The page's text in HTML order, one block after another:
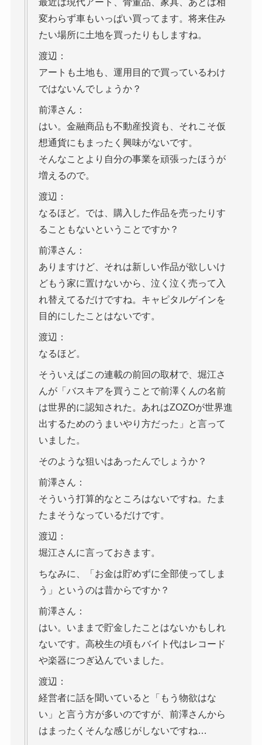
最近は現代アート、骨董品、家具、あとは相
変わらず車もいっぱい買ってます。将来住み
たい場所に土地を買ったりもしますね。
渡辺：
アートも土地も、運用目的で買っているわけ
ではないんでしょうか？
前澤さん：
はい。金融商品も不動産投資も、それこそ仮
想通貨にもまったく興味がないです。
そんなことより自分の事業を頑張ったほうが
増えるので。
渡辺：
なるほど。では、購入した作品を売ったりす
ることもないということですか？
前澤さん：
ありますけど、それは新しい作品が欲しいけ
どもう家に置けないから、泣く泣く売って入
れ替えてるだけですね。キャピタルゲインを
目的にしたことはないです。
渡辺：
なるほど。
そういえばこの連載の前回の取材で、堀江さ
んが「バスキアを買うことで前澤くんの名前
は世界的に認知された。あれはZOZOが世界進
出するためのうまいやり方だった」と言って
いました。
そのような狙いはあったんでしょうか？
前澤さん：
そういう打算的なところはないですね。たま
たまそうなっているだけです。
渡辺：
堀江さんに言っておきます。
ちなみに、「お金は貯めずに全部使ってしま
う」というのは昔からですか？
前澤さん：
はい。いままで貯金したことはないかもしれ
ないです。高校生の頃もバイト代はレコード
や楽器につぎ込んでいました。
渡辺：
経営者に話を聞いていると「もう物欲はな
い」と言う方が多いのですが、前澤さんから
はまったくそんな感じがしないですね…